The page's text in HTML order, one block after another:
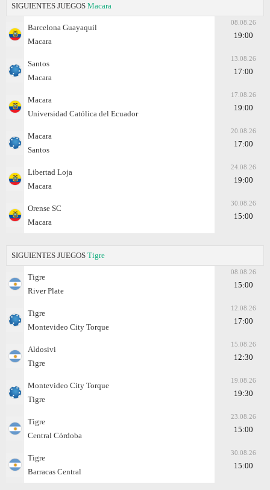
SIGUIENTES JUEGOS Macara
Barcelona Guayaquil
Macara
08.08.26
19:00
Santos
Macara
13.08.26
17:00
Macara
Universidad Católica del Ecuador
17.08.26
19:00
Macara
Santos
20.08.26
17:00
Libertad Loja
Macara
24.08.26
19:00
Orense SC
Macara
30.08.26
15:00
SIGUIENTES JUEGOS Tigre
Tigre
River Plate
08.08.26
15:00
Tigre
Montevideo City Torque
12.08.26
17:00
Aldosivi
Tigre
15.08.26
12:30
Montevideo City Torque
Tigre
19.08.26
19:30
Tigre
Central Córdoba
23.08.26
15:00
Tigre
Barracas Central
30.08.26
15:00